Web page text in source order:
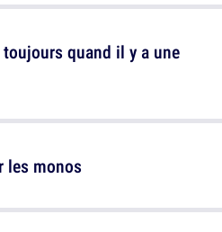
les monos
quand il y a une